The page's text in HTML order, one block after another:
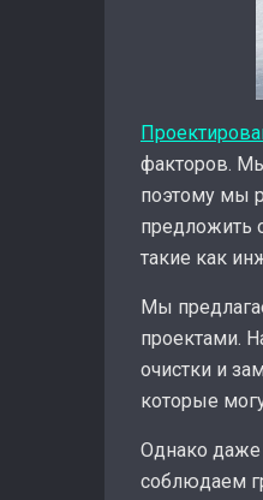
факторов.
поэтому мы
предложить
такие как
Мы
проектами.
очистки и
которые
Однако даже
соблюдаем